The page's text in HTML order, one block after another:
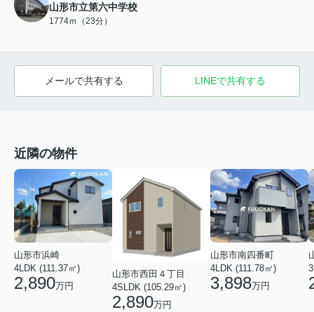
山形市立第六中学校
1774ｍ（23分）
メールで共有する LINEで共有する
近隣の物件
山形市浜崎
4LDK (111.37㎡)
2,890万円
山形市西田４丁目
4SLDK (105.29㎡)
2,890万円
山形市南四番町
4LDK (111.78㎡)
3,898万円